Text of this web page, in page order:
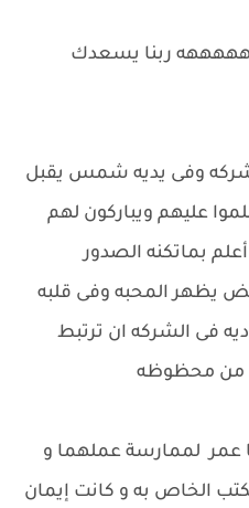
ربنا يسعدك
وفى يديه شمس يقبل
عليهم ويباركون لهم
بماتكنه الصدور
يظهر المحبه وفى قلبه
فى الشركه ان ترتبط
من محظوظه
لممارسة عملهما و
الخاص به و كانت إيمان